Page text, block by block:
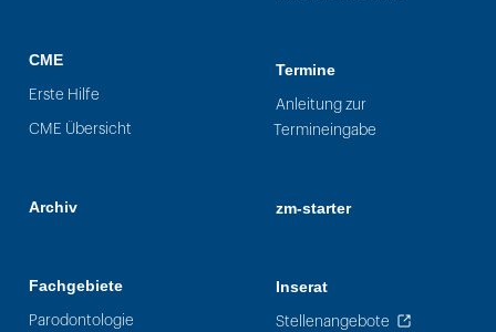
CME
Erste Hilfe
CME Übersicht
Archiv
Fachgebiete
Parodontologie
Termine
Anleitung zur
Termineingabe
zm-starter
Inserat
Stellenangebote